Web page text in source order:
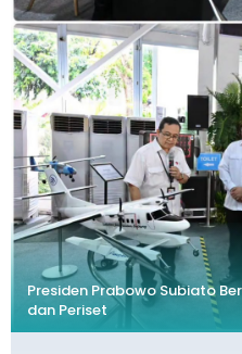
Presiden Prabowo Subiato
dan Periset